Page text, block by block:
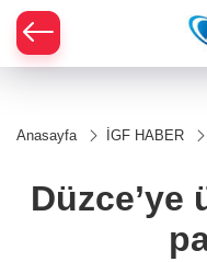
Anasayfa İGF HABER
Düzce’ye